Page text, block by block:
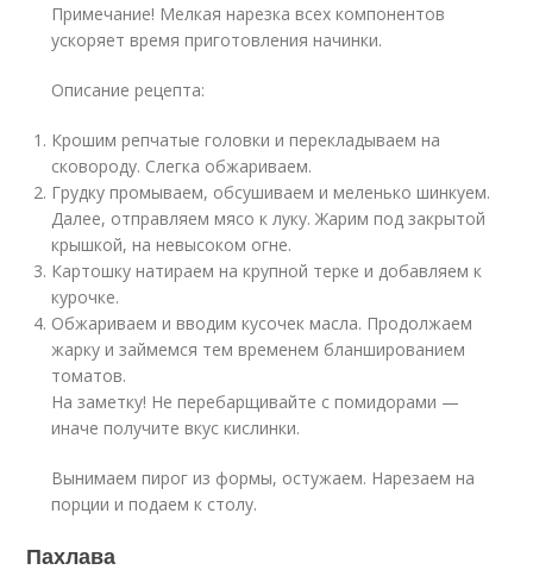
Примечание! Мелкая нарезка всех компонентов
ускоряет время приготовления начинки.
Описание рецепта:
Крошим репчатые головки и перекладываем на
сковороду. Слегка обжариваем.
Грудку промываем, обсушиваем и меленько шинкуем.
Далее, отправляем мясо к луку. Жарим под закрытой
крышкой, на невысоком огне.
Картошку натираем на крупной терке и добавляем к
курочке.
Обжариваем и вводим кусочек масла. Продолжаем
жарку и займемся тем временем бланшированием
томатов.
На заметку! Не перебарщивайте с помидорами —
иначе получите вкус кислинки.
Вынимаем пирог из формы, остужаем. Нарезаем на
порции и подаем к столу.
Пахлава